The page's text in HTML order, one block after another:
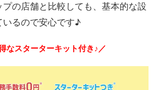
の店舗と比較しても、基本的な設
いるので安心です♪
なスターターキット付き♪／